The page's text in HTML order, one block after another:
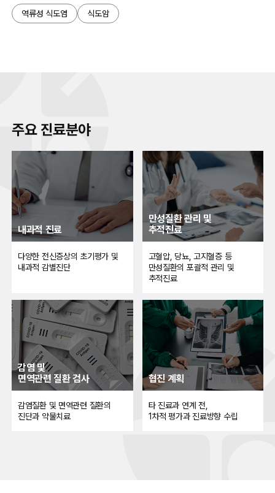
역류성 식도염 식도암
주요 진료분야
내과적 진료
다양한 전신증상의 초기평가 및
내과적 감별진단
만성질환 관리 및
추적진료
고혈압, 당뇨, 고지혈증 등
만성질환의 포괄적 관리 및
추적진료
감염 및
면역관련 질환 검사
감염질환 및 면역관련 질환의
진단과 약물치료
협진 계획
타 진료과 연계 전,
1차적 평가과 진료방향 수립